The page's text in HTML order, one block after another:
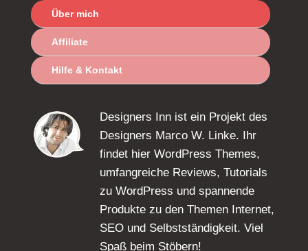
Über mich
Affiliate
Hilfe & Kontakt
Designers Inn ist ein Projekt des
Designers Marco W. Linke. Ihr
findet hier WordPress Themes,
umfangreiche Reviews, Tutorials
zu WordPress und spannende
Produkte zu den Themen Internet,
SEO und Selbstständigkeit. Viel
Spaß beim Stöbern!